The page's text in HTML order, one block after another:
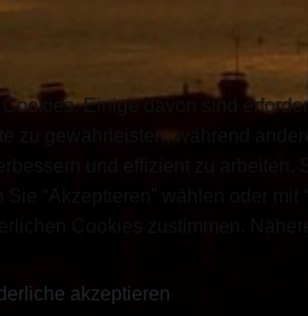
Einige davon sind
zu gewährleisten, während
akzeptieren